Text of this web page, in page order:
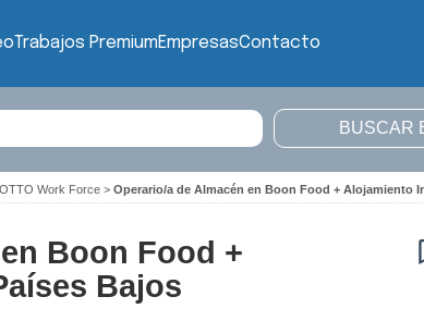
Trabajos PremiumEmpresasContacto
Work Force > Operario/a de Almacén en Boon Food + Alojamiento
Boon Food +
Bajos